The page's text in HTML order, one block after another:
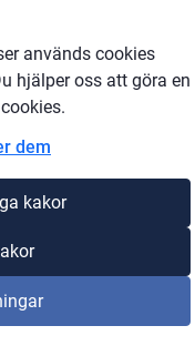
används cookies
hjälper oss att göra en
dem
kakor